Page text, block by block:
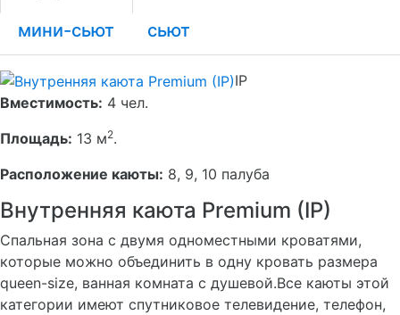
мини-сьют
сьют
IP
Вместимость: 4 чел.
Площадь: 13 м2.
Расположение каюты: 8, 9, 10 палуба
Внутренняя каюта Premium (IP)
Cпальная зона с двумя одноместными кроватями,
которые можно объединить в одну кровать размера
queen-size, ванная комната с душевой.Все каюты этой
категории имеют спутниковое телевидение, телефон,